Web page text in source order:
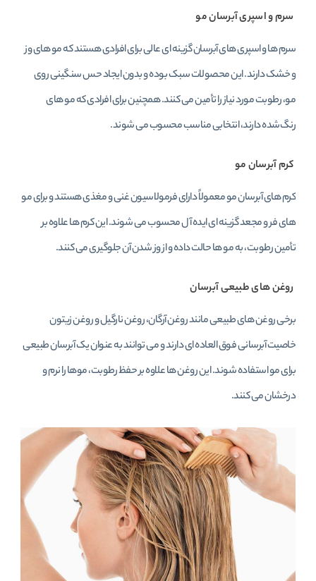
سرم و اسپری آبرسان مو
سرم‌ ها و اسپری‌ های آبرسان گزینه‌ ای عالی برای افرادی هستند که مو های وز
و خشک دارند. این محصولات سبک بوده و بدون ایجاد حس سنگینی روی
مو، رطوبت مورد نیاز را تأمین می‌ کنند. همچنین برای افرادی که مو های
رنگ‌شده دارند، انتخابی مناسب محسوب می‌ شوند.
کرم آبرسان مو
کرم‌ های آبرسان مو معمولاً دارای فرمولاسیون غنی و مغذی هستند و برای مو
های فر و مجعد گزینه‌ ای ایده‌ آل محسوب می‌ شوند. این کرم‌ ها علاوه بر
تأمین رطوبت، به مو ها حالت داده و از وز شدن آن جلوگیری می‌ کنند.
روغن‌ های طبیعی آبرسان
برخی روغن‌ های طبیعی مانند روغن آرگان، روغن نارگیل و روغن زیتون
خاصیت آبرسانی فوق‌ العاده‌ ای دارند و می‌ توانند به عنوان یک آبرسان طبیعی
برای مو استفاده شوند. این روغن‌ ها علاوه بر حفظ رطوبت، موها را نرم و
درخشان می‌ کنند.